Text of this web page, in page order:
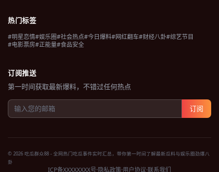
热门标签
#明星恋情#娱乐圈#社会热点#今日爆料#网红翻车#财经八卦#综艺节目
#电影票房#正能量#食品安全
订阅推送
第一时间获取最新爆料，不错过任何热点
订阅
© 2026 吃瓜群众88 - 全网热门吃瓜事件实时汇总，带你第一时间了解最新瓜料与娱乐圈劲爆八
卦
ICP备XXXXXXXX号·隐私政策·用户协议·联系我们